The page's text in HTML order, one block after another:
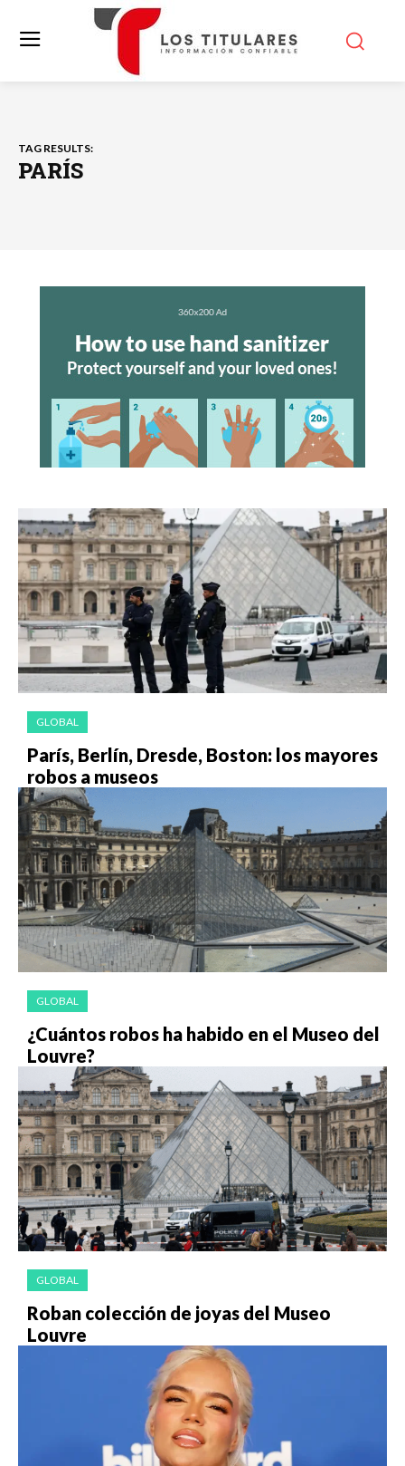
TAG RESULTS:
PARÍS
GLOBAL
París, Berlín, Dresde, Boston: los mayores
robos a museos
GLOBAL
¿Cuántos robos ha habido en el Museo del
Louvre?
GLOBAL
Roban colección de joyas del Museo
Louvre